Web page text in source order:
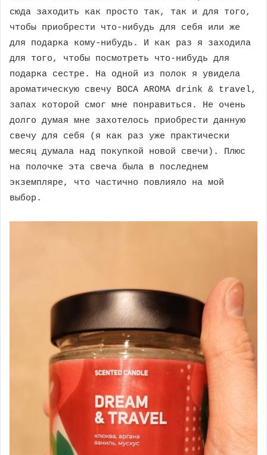
сюда заходить как просто так, так и для того,
чтобы приобрести что-нибудь для себя или же
для подарка кому-нибудь. И как раз я заходила
для того, чтобы посмотреть что-нибудь для
подарка сестре. На одной из полок я увидела
ароматическую свечу BOCA AROMA drink & travel,
запах которой смог мне понравиться. Не очень
долго думая мне захотелось приобрести данную
свечу для себя (я как раз уже практически
месяц думала над покупкой новой свечи). Плюс
на полочке эта свеча была в последнем
экземпляре, что частично повлияло на мой
выбор.